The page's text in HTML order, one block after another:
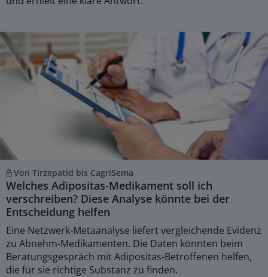
Von Tirzepatid bis CagriSema
Welches Adipositas-Medikament soll ich
verschreiben? Diese Analyse könnte bei der
Entscheidung helfen
Eine Netzwerk-Metaanalyse liefert vergleichende Evidenz
zu Abnehm-Medikamenten. Die Daten könnten beim
Beratungsgespräch mit Adipositas-Betroffenen helfen,
die für sie richtige Substanz zu finden.